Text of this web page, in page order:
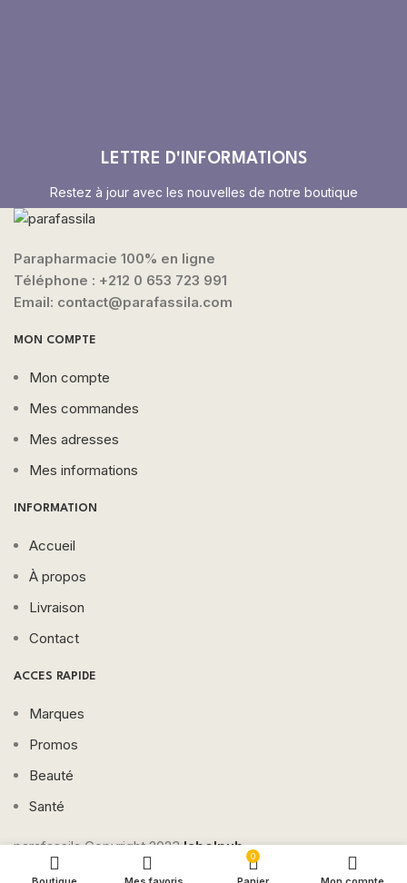
LETTRE D'INFORMATIONS
Restez à jour avec les nouvelles de notre boutique
Parapharmacie 100% en ligne
Téléphone : +212 0 653 723 991
Email: contact@parafassila.com
MON COMPTE
Mon compte
Mes commandes
Mes adresses
Mes informations
INFORMATION
Accueil
À propos
Livraison
Contact
ACCES RAPIDE
Marques
Promos
Beauté
Santé
parafassila Copyright2023labelpub
0